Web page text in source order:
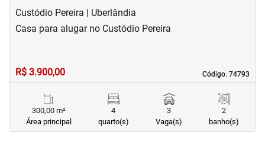
Custódio Pereira | Uberlândia
Código. 74793
Código. 74793
Casa para alugar no Custódio Pereira
R$ 3.900,00
300,00 m²
Área principal
4
quarto(s)
3
Vaga(s)
2
banho(s)